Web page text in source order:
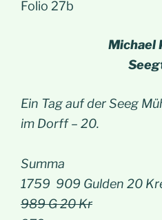
Folio 27b
Michael
Ein Tag auf der Seeg
im Dorff – 20.
Summa
1759 909 Gulden 20
989 G 20 Kr